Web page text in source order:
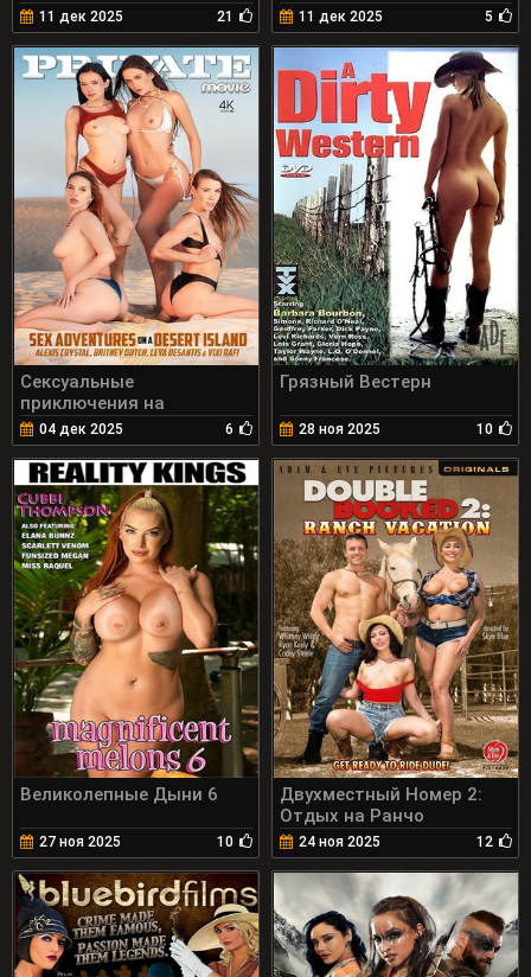
11 дек 2025 21 11 дек 2025 5
Сексуальные
приключения на
необитаемом Острове
04 дек 2025 6
Грязный Вестерн
28 ноя 2025 10
Великолепные Дыни 6
27 ноя 2025 10
Двухместный Номер 2:
Отдых на Ранчо
24 ноя 2025 12